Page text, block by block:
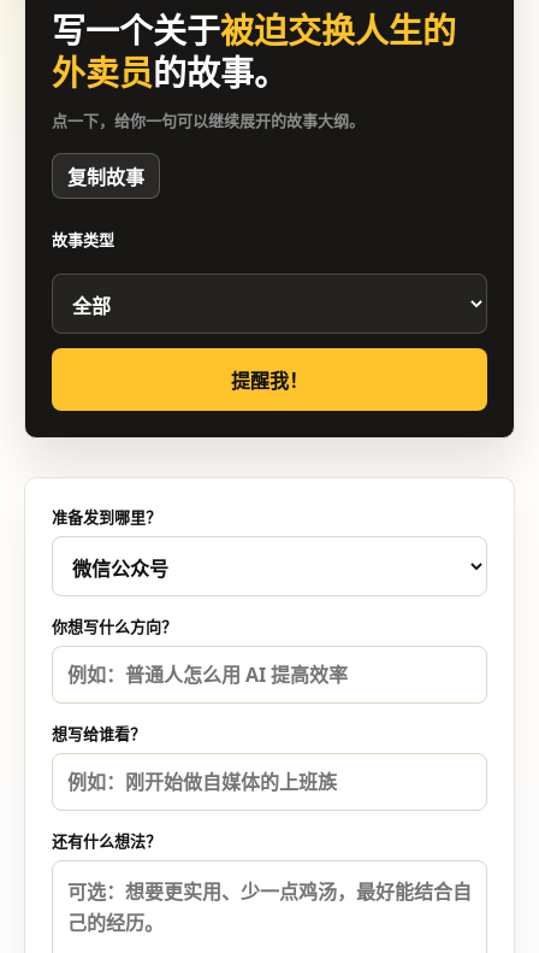
写一个关于被迫交换人生的
外卖员的故事。
点一下，给你一句可以继续展开的故事大纲。
复制故事
故事类型
提醒我！
准备发到哪里？
你想写什么方向？
想写给谁看？
还有什么想法？